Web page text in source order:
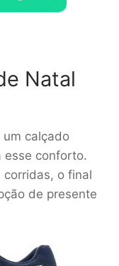
Natal
calçado
esse conforto.
corridas, o final
de presente